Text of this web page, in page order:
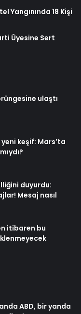
Yangınında 18 Kişi
Üyesine Sert
ulaştı
keşif: Mars’ta
duyurdu:
Mesaj nasıl
itibaren bu
ABD, bir yanda